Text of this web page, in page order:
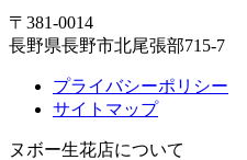
〒381-0014
長野県長野市北尾張部715-7
プライバシーポリシー
サイトマップ
ヌボー生花店について